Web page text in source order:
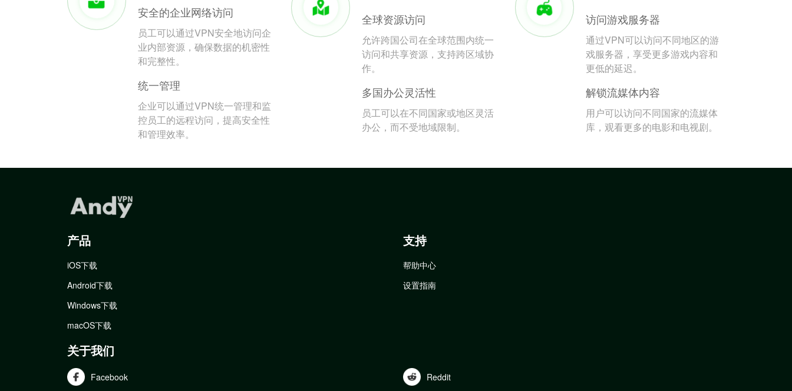
安全的企业网络访问
员工可以通过VPN安全地访问企
业内部资源，确保数据的机密性
和完整性。
统一管理
企业可以通过VPN统一管理和监
控员工的远程访问，提高安全性
和管理效率。
全球资源访问
允许跨国公司在全球范围内统一
访问和共享资源，支持跨区域协
作。
多国办公灵活性
员工可以在不同国家或地区灵活
办公，而不受地域限制。
访问游戏服务器
通过VPN可以访问不同地区的游
戏服务器，享受更多游戏内容和
更低的延迟。
解锁流媒体内容
用户可以访问不同国家的流媒体
库，观看更多的电影和电视剧。
产品
iOS下载
Android下载
Windows下载
macOS下载
支持
帮助中心
设置指南
关于我们
Facebook Reddit